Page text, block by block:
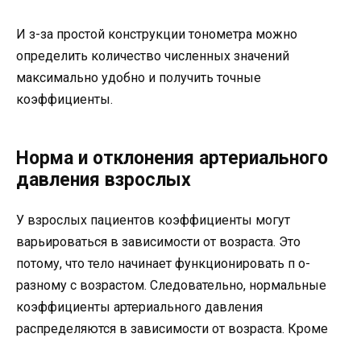
И з-за простой конструкции тонометра можно
определить количество численных значений
максимально удобно и получить точные
коэффициенты.
Норма и отклонения артериального
давления взрослых
У взрослых пациентов коэффициенты могут
варьироваться в зависимости от возраста. Это
потому, что тело начинает функционировать п о-
разному с возрастом. Следовательно, нормальные
коэффициенты артериального давления
распределяются в зависимости от возраста. Кроме